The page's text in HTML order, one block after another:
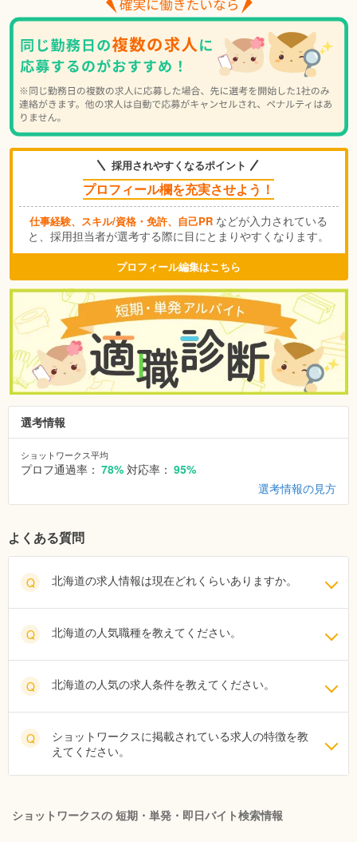
採用されやすくなるポイント
プロフィール欄を充実させよう！
仕事経験、スキル/資格・免許、自己PR などが入力されている
と、採用担当者が選考する際に目にとまりやすくなります。
プロフィール編集はこちら
選考情報
ショットワークス平均
プロフ通過率： 78% 対応率： 95%
選考情報の見方
よくある質問
Q 北海道の求人情報は現在どれくらいありますか。
Q 北海道の人気職種を教えてください。
Q 北海道の人気の求人条件を教えてください。
Q
ショットワークスに掲載されている求人の特徴を教
えてください。
ショットワークスの 短期・単発・即日バイト検索情報